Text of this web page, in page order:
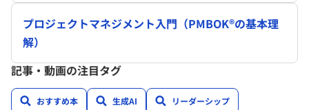
プロジェクトマネジメント入門（PMBOK®の基本理
解）
記事・動画の注目タグ
おすすめ本 生成AI リーダーシップ